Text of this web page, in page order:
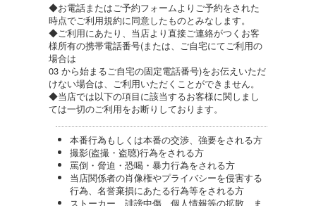
◆お電話またはご予約フォームよりご予約をされた
時点でご利用規約に同意したものとみなします。
◆ご利用にあたり、当店より直接ご連絡がつくお客
様所有の携帯電話番号(または、ご自宅にてご利用の
場合は
03 から始まるご自宅の固定電話番号)をお伝えいただ
けない場合は、ご利用いただくことができません。
◆当店では以下の項目に該当するお客様に関しまし
ては一切のご利用をお断りしております。
本番行為もしくは本番の交渉、強要をされる方
撮影(盗撮・盗聴)行為をされる方
罵倒・脅迫・恐喝・暴力行為をされる方
当店関係者の肖像権やプライバシーを侵害する
行為、名誉棄損にあたる行為等をされる方
ストーカー、誹謗中傷、個人情報等の拡散、ま